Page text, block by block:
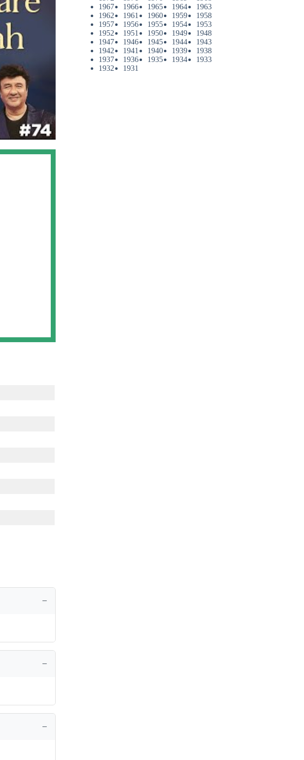
1967
1966 1965 1964
1963
1962
1961 1960 1959
1958
1957
1956 1955 1954
1953
1952
1951 1950 1949
1948
1947
1946 1945 1944
1943
1942
1941 1940 1939
1938
1937
1936 1935 1934
1933
1932
1931